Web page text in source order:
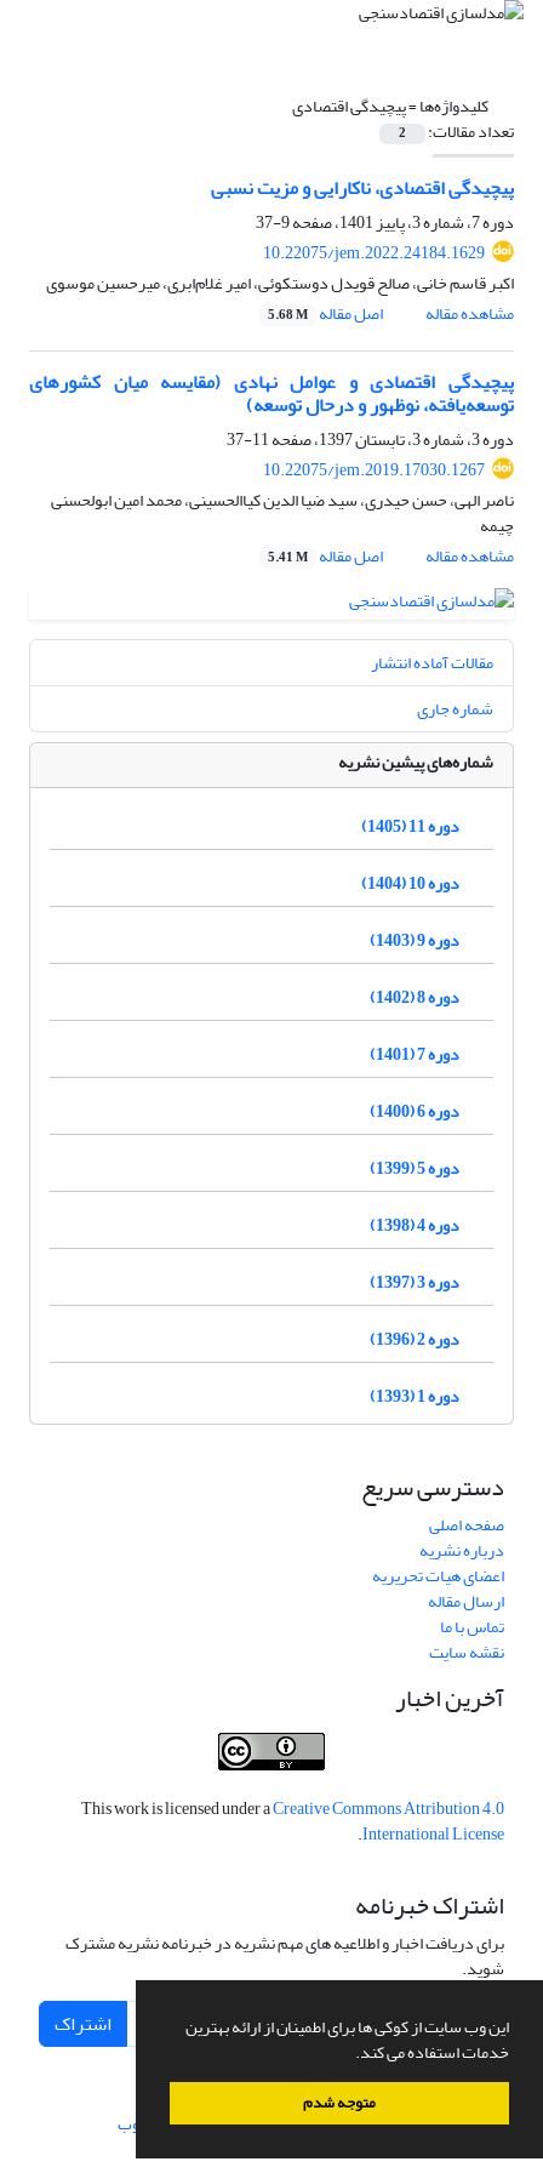
این وب سایت از کوکی ها برای اطمینان از ارائه بهترین
خدمات استفاده می کند.
متوجه شدم
کلیدواژه‌ها =پیچیدگی اقتصادی
تعداد مقالات: 2
پیچیدگی اقتصادی، ناکارایی و مزیت نسبی
دوره 7، شماره 3، پاییز 1401، صفحه
9-37
10.22075/jem.2022.24184.1629
اکبر قاسم خانی، صالح قویدل دوستکوئی، امیر غلام‌ابری، میرحسین موسوی
مشاهده مقاله
اصل مقاله 5.68 M
پیچیدگی اقتصادی و عوامل نهادی (مقایسه میان کشورهای
توسعه‌یافته، نوظهور و درحال توسعه)
دوره 3، شماره 3، تابستان 1397، صفحه
11-37
10.22075/jem.2019.17030.1267
ناصر الهی، حسن حیدری، سید ضیا الدین کیاالحسینی، محمد امین ابولحسنی
چیمه
مشاهده مقاله
اصل مقاله 5.41 M
مقالات آماده انتشار
شماره جاری
شماره‌های پیشین نشریه
دوره 11 (1405)
دوره 10 (1404)
دوره 9 (1403)
دوره 8 (1402)
دوره 7 (1401)
دوره 6 (1400)
دوره 5 (1399)
دوره 4 (1398)
دوره 3 (1397)
دوره 2 (1396)
دوره 1 (1393)
دسترسی سریع
صفحه اصلی
درباره نشریه
اعضای هیات تحریریه
ارسال مقاله
تماس با ما
نقشه سایت
آخرین اخبار
This work is licensed under aCreative Commons Attribution 4.0
International License
.
اشتراک خبرنامه
برای دریافت اخبار و اطلاعیه های مهم نشریه در خبرنامه نشریه مشترک
شوید.
اشتراک
سامانه مدیریت نشریات علمی.طراحی و پیاده سازی از سیناوب